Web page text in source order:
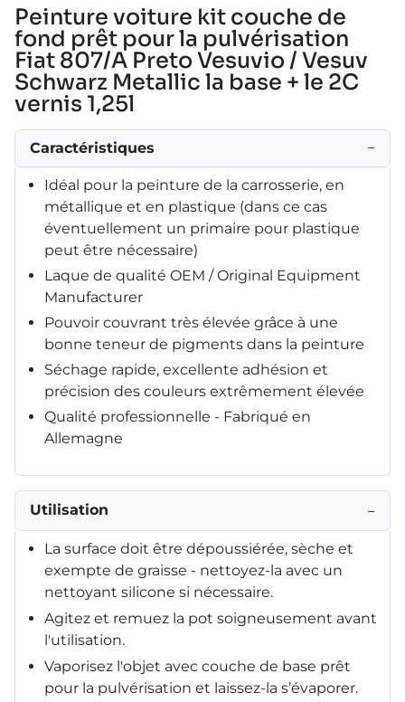
Peinture voiture kit couche de
fond prêt pour la pulvérisation
Fiat 807/A Preto Vesuvio / Vesuv
Schwarz Metallic la base + le 2C
vernis 1,25l
Caractéristiques −
Idéal pour la peinture de la carrosserie, en
métallique et en plastique (dans ce cas
éventuellement un primaire pour plastique
peut être nécessaire)
Laque de qualité OEM / Original Equipment
Manufacturer
Pouvoir couvrant très élevée grâce à une
bonne teneur de pigments dans la peinture
Séchage rapide, excellente adhésion et
précision des couleurs extrêmement élevée
Qualité professionnelle - Fabriqué en
Allemagne
Utilisation −
La surface doit être dépoussiérée, sèche et
exempte de graisse - nettoyez-la avec un
nettoyant silicone si nécessaire.
Agitez et remuez la pot soigneusement avant
l'utilisation.
Vaporisez l'objet avec couche de base prêt
pour la pulvérisation et laissez-la s’évaporer.